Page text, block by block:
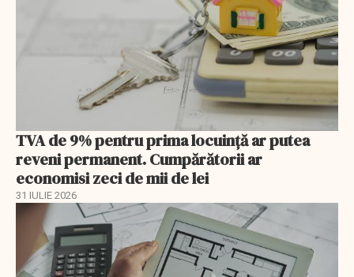
TVA de 9% pentru prima locuință ar putea
reveni permanent. Cumpărătorii ar
economisi zeci de mii de lei
31 IULIE 2026